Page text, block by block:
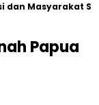
Masyarakat
Papua